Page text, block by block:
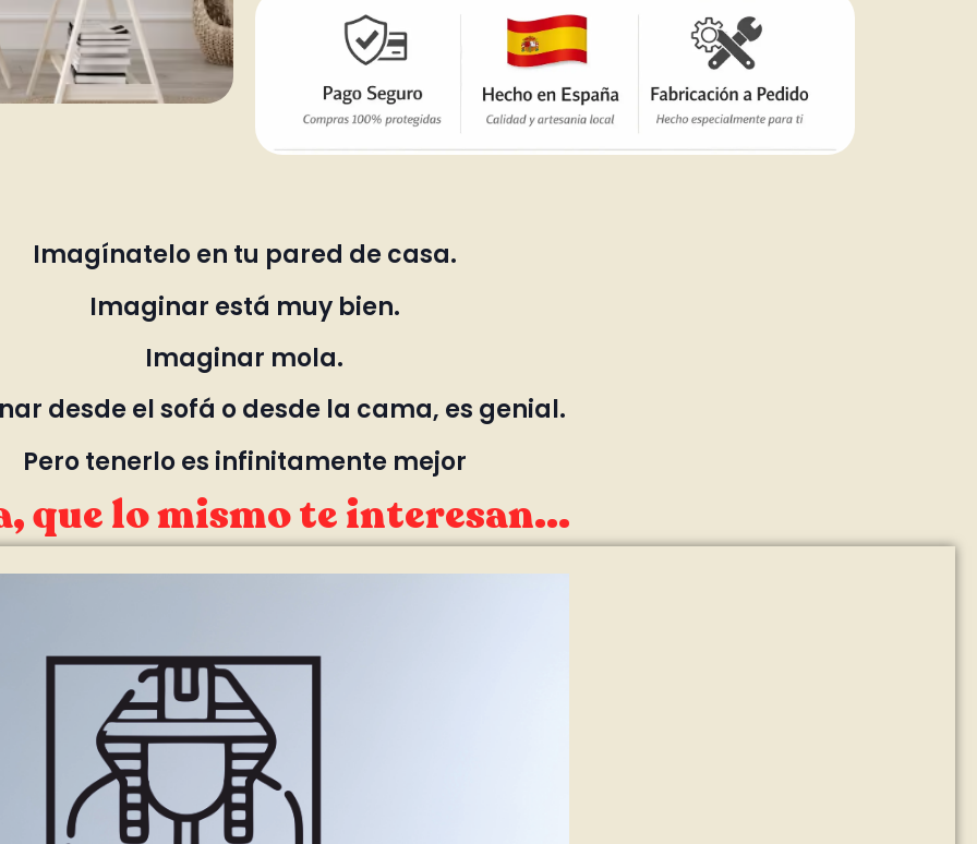
Imagínatelo en tu pared de casa.
Imaginar está muy bien.
Imaginar mola.
desde el sofá o desde la cama, es genial.
Pero tenerlo es infinitamente mejor
que lo mismo te interesan...